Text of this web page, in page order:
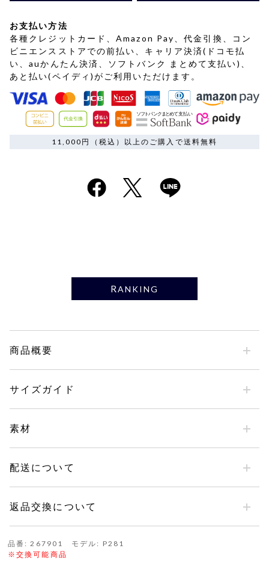
お支払い方法
各種クレジットカード、Amazon Pay、代金引換、コン
ビニエンスストアでの前払い、キャリア決済(ドコモ払
い、auかんたん決済、ソフトバンク まとめて支払い)、
あと払い(ペイディ)がご利用いただけます。
11,000円（税込）以上のご購入で送料無料
RANKING
商品概要
サイズガイド
素材
配送について
返品交換について
品番: 267901 モデル: P281
※交換可能商品